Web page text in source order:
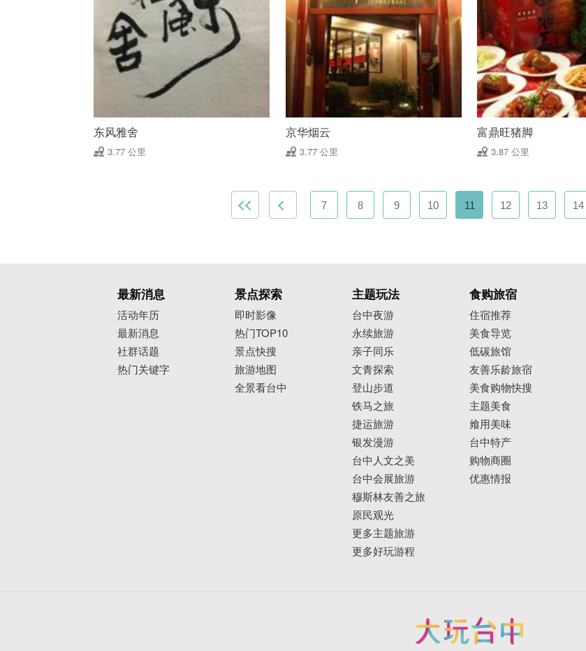
东风雅舍
3.77 公里
京华烟云
3.77 公里
富鼎旺猪脚
3.87 公里
7 8 9 10 11 12 13 14
最新消息
活动年历
最新消息
社群话题
热门关键字
景点探索
即时影像
热门TOP10
景点快搜
旅游地图
全景看台中
主题玩法
台中夜游
永续旅游
亲子同乐
文青探索
登山步道
铁马之旅
捷运旅游
银发漫游
台中人文之美
台中会展旅游
穆斯林友善之旅
原民观光
更多主题旅游
更多好玩游程
食购旅宿
住宿推荐
美食导览
低碳旅馆
友善乐龄旅宿
美食购物快搜
主题美食
飨用美味
台中特产
购物商圈
优惠情报